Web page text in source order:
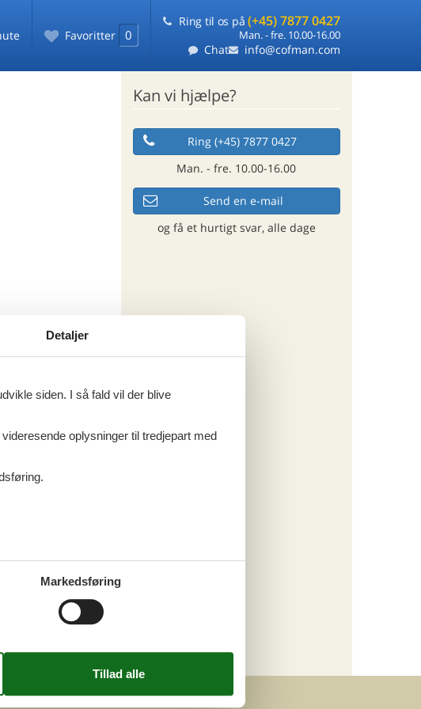
Favoritter 0
Ring til os på (+45) 7877 0427
Man. - fre. 10.00-16.00
Chat info@cofman.com
Kan vi hjælpe?
Ring (+45) 7877 0427
Man. - fre. 10.00-16.00
Send en e-mail
og få et hurtigt svar, alle dage
Detaljer
siden. I så fald vil der blive
oplysninger til tredjepart med
Markedsføring